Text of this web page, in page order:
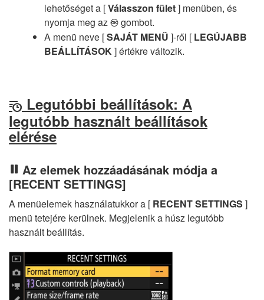
lehetőséget a [Válasszon fület] menüben, és
nyomja meg az J gombot.
A menü neve [SAJÁT MENÜ ]-ről [ LEGÚJABB
BEÁLLÍTÁSOK] értékre változik.
m Legutóbbi beállítások: A
legutóbb használt beállítások
elérése
Az elemek hozzáadásának módja a
[RECENT SETTINGS]
A menüelemek használatukkor a [ RECENT SETTINGS ]
menü tetejére kerülnek. Megjelenik a húsz legutóbb
használt beállítás.